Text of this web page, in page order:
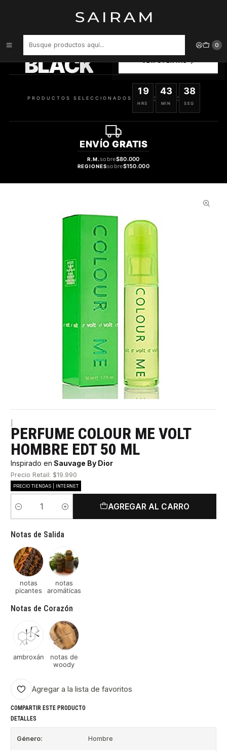
0
PERFUME COLOUR ME VOLT HOMBRE EDT 50 ML
BLACK
SELECCIONADOS
PRODUCTOS SELECCIONADOS
19
HRS
:
43
MIN
:
37
SEG
ENVÍO GRATIS
R.M.sobre$80.000
REGIONESsobre$150.000
PERFUME COLOUR ME VOLT
HOMBRE EDT 50 ML
Inspirado en Sauvage By Dior
Precio Retail: $19.990
PRECIO TIENDAS | INTERNET
Cantidad
AGREGAR AL CARRO
Notas de Salida
notas
picantes
notas
aromáticas
Notas de Corazón
ambroxán
notas de
woody
Agregar a la lista de favoritos
COMPARTIR ESTE PRODUCTO
DETALLES
Género: Hombre